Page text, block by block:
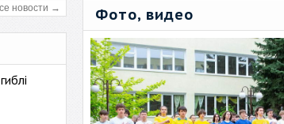
новости → Фото, видео